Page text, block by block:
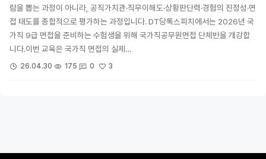
람을 뽑는 과정이 아니라, 공직가치관·직무이해도·상황판단력·경험의 진정성·면
접 태도를 종합적으로 평가하는 과정입니다. DT당톡스피치에서는 2026년 국
가직 9급 면접을 준비하는 수험생을 위해 국가직공무원면접 단체반을 개강합
니다.이번 교육은 국가직 면접의 실제…
26.04.30 175 0 3